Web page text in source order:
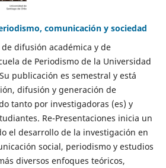
comunicación y sociedad
difusión académica y de
de Periodismo de la Universidad
publicación es semestral y está
difusión y generación de
tanto por investigadoras (es) y
Re-Presentaciones inicia un
el desarrollo de la investigación en
social, periodismo y estudios
diversos enfoques teóricos,